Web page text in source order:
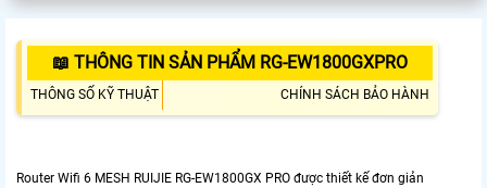
📖 THÔNG TIN SẢN PHẨM RG-EW1800GXPRO
THÔNG SỐ KỸ THUẬT CHÍNH SÁCH BẢO HÀNH
Router Wifi 6 MESH RUIJIE RG-EW1800GX PRO được thiết kế đơn giản